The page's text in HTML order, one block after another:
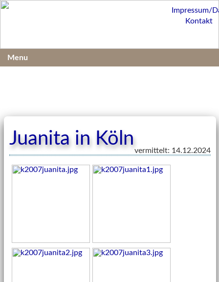
Juanita in Köln
vermittelt: 14.12.2024
Impressum/
Kontakt
Menu